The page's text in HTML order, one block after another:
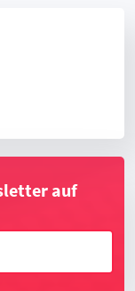
auf